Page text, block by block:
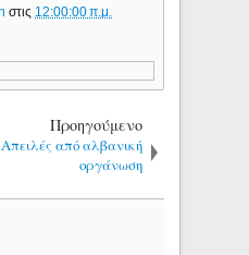
στις 12:00:00 π.μ.
Προηγούμενο
Απειλές από αλβανική
οργάνωση